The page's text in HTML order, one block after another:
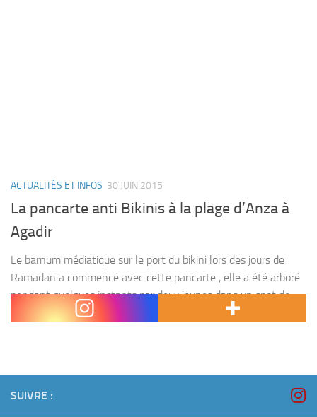
ACTUALITÉS ET INFOS 30 JUIN 2015
La pancarte anti Bikinis à la plage d’Anza à
Agadir
Le barnum médiatique sur le port du bikini lors des jours de
Ramadan a commencé avec cette pancarte , elle a été arboré
pendant quelques instants par deux jeunes dans un spot de
SUIVRE :